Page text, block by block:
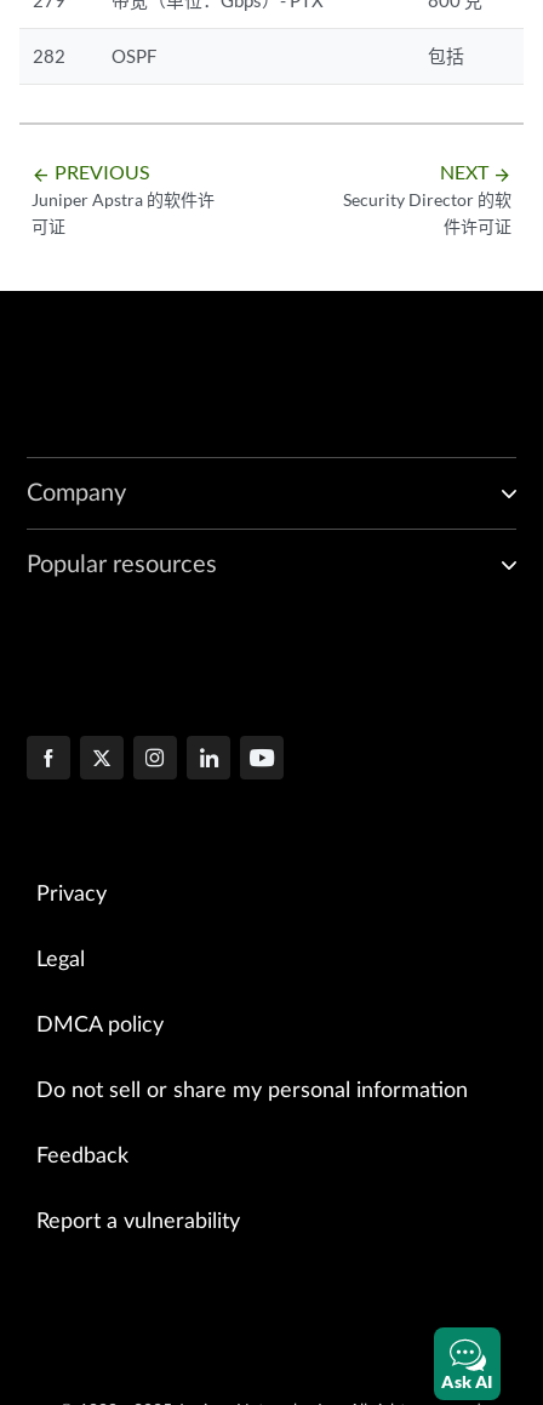
282 OSPF 包括
arrow_backward PREVIOUS
Juniper Apstra 的软件许
可证
NEXT arrow_forward
Security Director 的软
件许可证
Company
Popular resources
Privacy
Legal
DMCA policy
Do not sell or share my personal information
Feedback
Report a vulnerability
Ask AI